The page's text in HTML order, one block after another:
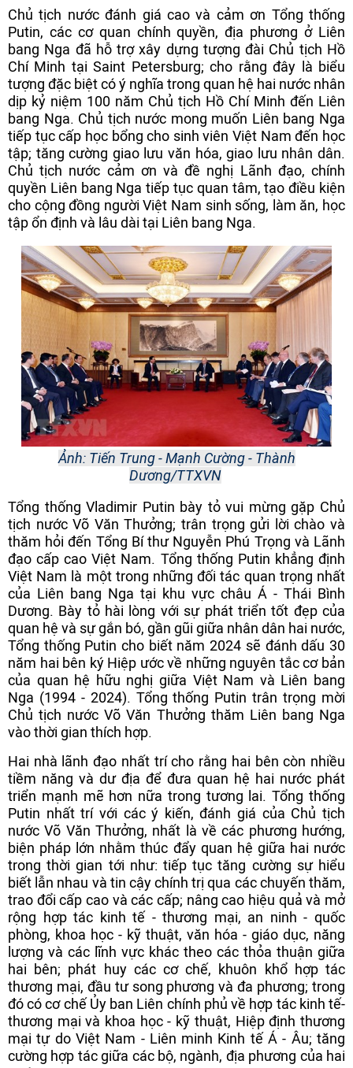
Chủ tịch nước đánh giá cao và cảm ơn Tổng thống
Putin, các cơ quan chính quyền, địa phương ở Liên
bang Nga đã hỗ trợ xây dựng tượng đài Chủ tịch Hồ
Chí Minh tại Saint Petersburg; cho rằng đây là biểu
tượng đặc biệt có ý nghĩa trong quan hệ hai nước nhân
dịp kỷ niệm 100 năm Chủ tịch Hồ Chí Minh đến Liên
bang Nga. Chủ tịch nước mong muốn Liên bang Nga
tiếp tục cấp học bổng cho sinh viên Việt Nam đến học
tập; tăng cường giao lưu văn hóa, giao lưu nhân dân.
Chủ tịch nước cảm ơn và đề nghị Lãnh đạo, chính
quyền Liên bang Nga tiếp tục quan tâm, tạo điều kiện
cho cộng đồng người Việt Nam sinh sống, làm ăn, học
tập ổn định và lâu dài tại Liên bang Nga.
Ảnh: Tiến Trung - Mạnh Cường - Thành
Dương/TTXVN
Tổng thống Vladimir Putin bày tỏ vui mừng gặp Chủ
tịch nước Võ Văn Thưởng; trân trọng gửi lời chào và
thăm hỏi đến Tổng Bí thư Nguyễn Phú Trọng và Lãnh
đạo cấp cao Việt Nam. Tổng thống Putin khẳng định
Việt Nam là một trong những đối tác quan trọng nhất
của Liên bang Nga tại khu vực châu Á - Thái Bình
Dương. Bày tỏ hài lòng với sự phát triển tốt đẹp của
quan hệ và sự gắn bó, gần gũi giữa nhân dân hai nước,
Tổng thống Putin cho biết năm 2024 sẽ đánh dấu 30
năm hai bên ký Hiệp ước về những nguyên tắc cơ bản
của quan hệ hữu nghị giữa Việt Nam và Liên bang
Nga (1994 - 2024). Tổng thống Putin trân trọng mời
Chủ tịch nước Võ Văn Thưởng thăm Liên bang Nga
vào thời gian thích hợp.
Hai nhà lãnh đạo nhất trí cho rằng hai bên còn nhiều
tiềm năng và dư địa để đưa quan hệ hai nước phát
triển mạnh mẽ hơn nữa trong tương lai. Tổng thống
Putin nhất trí với các ý kiến, đánh giá của Chủ tịch
nước Võ Văn Thưởng, nhất là về các phương hướng,
biện pháp lớn nhằm thúc đẩy quan hệ giữa hai nước
trong thời gian tới như: tiếp tục tăng cường sự hiểu
biết lẫn nhau và tin cậy chính trị qua các chuyến thăm,
trao đổi cấp cao và các cấp; nâng cao hiệu quả và mở
rộng hợp tác kinh tế - thương mại, an ninh - quốc
phòng, khoa học - kỹ thuật, văn hóa - giáo dục, năng
lượng và các lĩnh vực khác theo các thỏa thuận giữa
hai bên; phát huy các cơ chế, khuôn khổ hợp tác
thương mại, đầu tư song phương và đa phương; trong
đó có cơ chế Ủy ban Liên chính phủ về hợp tác kinh tế-
thương mại và khoa học - kỹ thuật, Hiệp định thương
mại tự do Việt Nam - Liên minh Kinh tế Á - Âu; tăng
cường hợp tác giữa các bộ, ngành, địa phương của hai